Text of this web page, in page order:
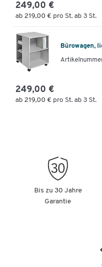
249,00 €
ab 219,00 € pro St. ab 3 St.
Bürowagen,
249,00 €
ab 219,00 € pro St. ab 3 St.
Bis zu 30 Jahre
Garantie